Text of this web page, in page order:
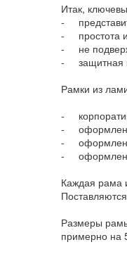
Итак,
-
- простота
- не
- защитная
Рамки из
-
-
-
-
Каждая рама
Размеры
примерно на